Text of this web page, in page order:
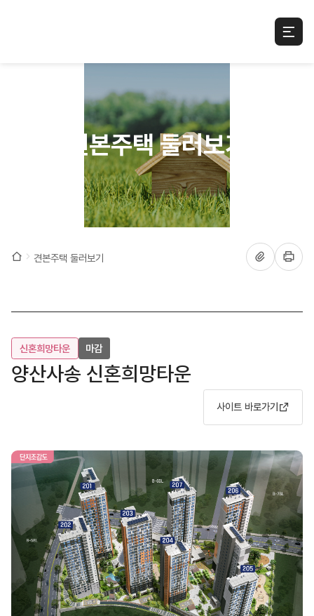
사
견본주택 둘러보기
홈으로 이동
견본주택 둘러보기
링크복사
신혼희망타운 마감
양산사송 신혼희망타운
사이트 바로가기